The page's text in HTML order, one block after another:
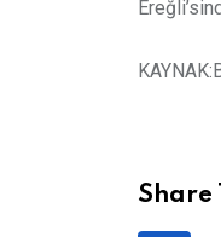
Share